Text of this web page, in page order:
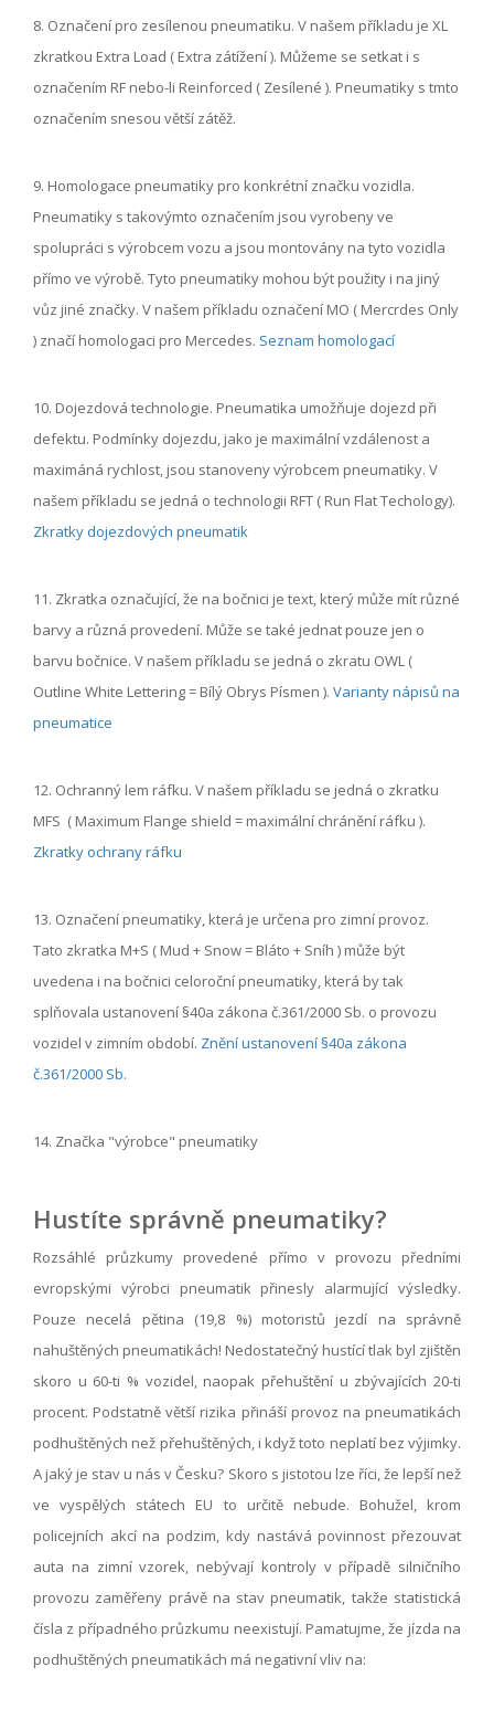
8. Označení pro zesílenou pneumatiku. V našem příkladu je XL
zkratkou Extra Load ( Extra zátížení ). Můžeme se setkat i s
označením RF nebo-li Reinforced ( Zesílené ). Pneumatiky s tmto
označením snesou větší zátěž.
9. Homologace pneumatiky pro konkrétní značku vozidla.
Pneumatiky s takovýmto označením jsou vyrobeny ve
spolupráci s výrobcem vozu a jsou montovány na tyto vozidla
přímo ve výrobě. Tyto pneumatiky mohou být použity i na jiný
vůz jiné značky. V našem příkladu označení MO ( Mercrdes Only
) značí homologaci pro Mercedes. Seznam homologací
10. Dojezdová technologie. Pneumatika umožňuje dojezd při
defektu. Podmínky dojezdu, jako je maximální vzdálenost a
maximáná rychlost, jsou stanoveny výrobcem pneumatiky. V
našem příkladu se jedná o technologii RFT ( Run Flat Techology).
Zkratky dojezdových pneumatik
11. Zkratka označující, že na bočnici je text, který může mít různé
barvy a různá provedení. Může se také jednat pouze jen o
barvu bočnice. V našem příkladu se jedná o zkratu OWL (
Outline White Lettering = Bílý Obrys Písmen ). Varianty nápisů na
pneumatice
12. Ochranný lem ráfku. V našem příkladu se jedná o zkratku
MFS ( Maximum Flange shield = maximální chránění ráfku ).
Zkratky ochrany ráfku
13. Označení pneumatiky, která je určena pro zimní provoz.
Tato zkratka M+S ( Mud + Snow = Bláto + Sníh ) může být
uvedena i na bočnici celoroční pneumatiky, která by tak
splňovala ustanovení §40a zákona č.361/2000 Sb. o provozu
vozidel v zimním období. Znění ustanovení §40a zákona
č.361/2000 Sb.
14. Značka "výrobce" pneumatiky
Hustíte správně pneumatiky?
Rozsáhlé průzkumy provedené přímo v provozu předními
evropskými výrobci pneumatik přinesly alarmující výsledky.
Pouze necelá pětina (19,8 %) motoristů jezdí na správně
nahuštěných pneumatikách! Nedostatečný hustící tlak byl zjištěn
skoro u 60-ti % vozidel, naopak přehuštění u zbývajících 20-ti
procent. Podstatně větší rizika přináší provoz na pneumatikách
podhuštěných než přehuštěných, i když toto neplatí bez výjimky.
A jaký je stav u nás v Česku? Skoro s jistotou lze říci, že lepší než
ve vyspělých státech EU to určitě nebude. Bohužel, krom
policejních akcí na podzim, kdy nastává povinnost přezouvat
auta na zimní vzorek, nebývají kontroly v případě silničního
provozu zaměřeny právě na stav pneumatik, takže statistická
čísla z případného průzkumu neexistují. Pamatujme, že jízda na
podhuštěných pneumatikách má negativní vliv na: